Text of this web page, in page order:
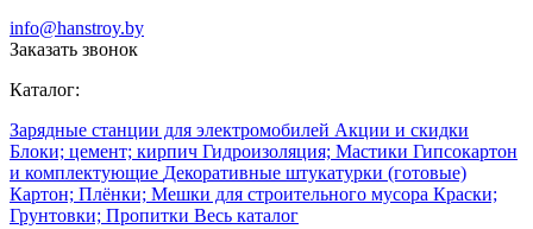
info@hanstroy.by
Заказать звонок
Каталог:
Зарядные станции для электромобилей Акции и скидки
Блоки; цемент; кирпич Гидроизоляция; Мастики Гипсокартон
и комплектующие Декоративные штукатурки (готовые)
Картон; Плёнки; Мешки для строительного мусора Краски;
Грунтовки; Пропитки Весь каталог